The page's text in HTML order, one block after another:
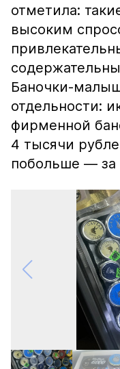
отметила:
высоким
Баночки-
отдельности:
фирменной
4 тысячи
побольше — за